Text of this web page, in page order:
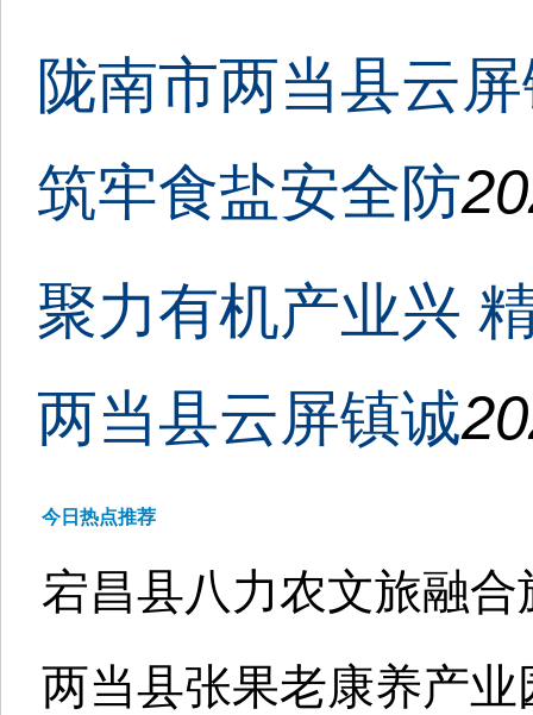
陇南市两当县云
筑牢食盐安全防
聚力有机产业兴
两当县云屏镇诚
今日热点推荐
宕昌县八力农文旅融
两当县张果老康养产业